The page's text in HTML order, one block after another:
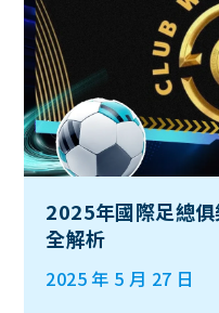
2025年國際足總
全解析
2025 年 5 月 27 日